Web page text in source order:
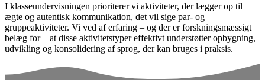
I klasseundervisningen prioriterer vi aktiviteter, der lægger op til
ægte og autentisk kommunikation, det vil sige par- og
gruppeaktiviteter. Vi ved af erfaring – og der er forskningsmæssigt
belæg for – at disse aktivitetstyper effektivt understøtter opbygning,
udvikling og konsolidering af sprog, der kan bruges i praksis.